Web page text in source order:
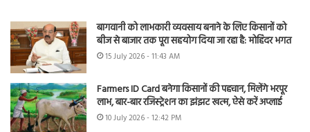
बागवानी को लाभकारी व्यवसाय बनाने के लिए किसानों को
बीज से बाजार तक पूरा सहयोग दिया जा रहा है: मोहिंदर भगत
15 July 2026 - 11:43 AM
Farmers ID Card बनेगा किसानों की पहचान, मिलेंगे भरपूर
लाभ, बार-बार रजिस्ट्रेशन का झंझट खत्म, ऐसे करें अप्लाई
10 July 2026 - 12:42 PM